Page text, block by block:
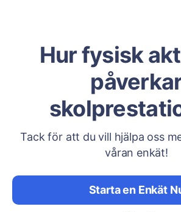
Hur fysisk
Tack för att du vill hjälpa oss
våran enkät!
Starta en Enkät